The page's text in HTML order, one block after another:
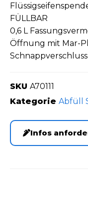
FÜLLBAR
0,6 L
Öffnung mit Mar-
Schnappverschluss
SKU A70111
Kategorie Abfüll
Infos